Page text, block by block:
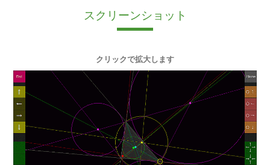
スクリーンショット
クリックで拡大します